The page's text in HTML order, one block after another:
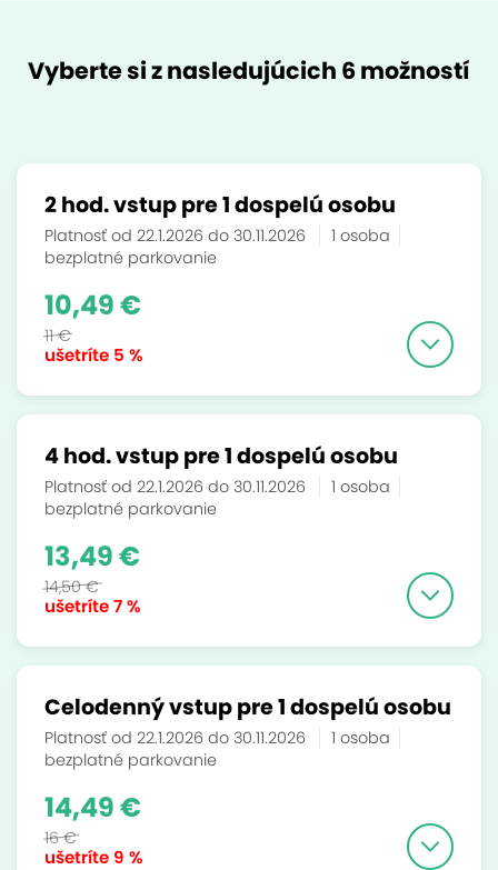
Vyberte si z nasledujúcich 6 možností
2 hod. vstup pre 1 dospelú osobu
Platnosť od 22.1.2026 do 30.11.2026
1 osoba
bezplatné parkovanie
ušetríte 5 %
10,49 €
11 €
4 hod. vstup pre 1 dospelú osobu
Platnosť od 22.1.2026 do 30.11.2026
1 osoba
bezplatné parkovanie
ušetríte7 %
13,49 €
14,50 €
Celodenný vstup pre 1 dospelú osobu
Platnosť od 22.1.2026 do 30.11.2026
1 osoba
bezplatné parkovanie
ušetríte 9 %
14,49 €
16 €